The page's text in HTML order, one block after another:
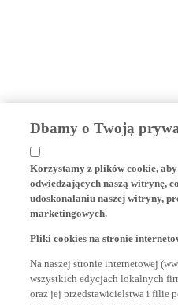
Dbamy o Twoją
Korzystamy z plików cookie,
odwiedzających naszą witrynę,
udoskonalaniu naszej witryny,
marketingowych.
Pliki cookies na stronie
Na naszej stronie internetowej
wszystkich edycjach lokalnych
oraz jej przedstawicielstwa i filie